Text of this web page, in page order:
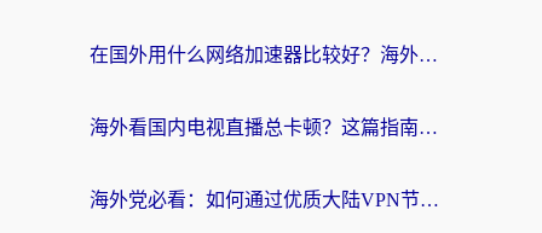
在国外用什么网络加速器比较好？海外党亲测：从痛点到解决方案的全攻略
海外看国内电视直播总卡顿？这篇指南教你选对回国加速器，无缝追剧不发愁
海外党必看：如何通过优质大陆VPN节点无缝访问国内资源？